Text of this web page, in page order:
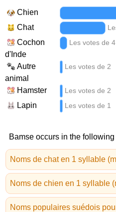
Chien
Chat
Cochon
d'Inde
Les votes de 4
Autre
animal
Les votes de 2
Hamster Les votes de 2
Lapin Les votes de 1
Bamse occurs in the
Noms de chat en 1 syllable
Noms de chien en 1 syllable
Noms populaires suédois